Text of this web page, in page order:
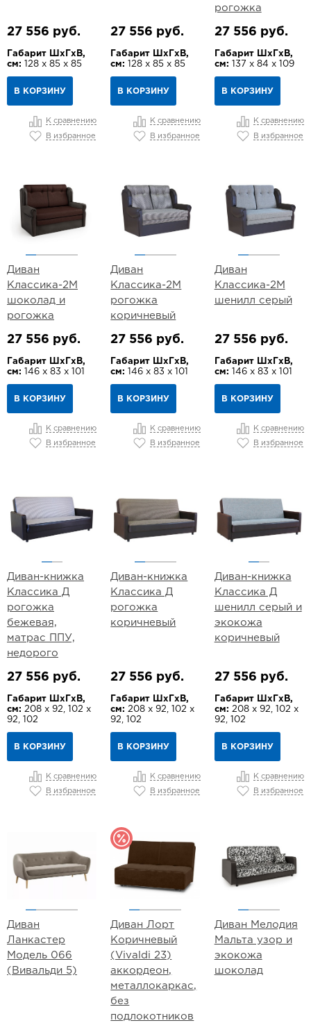
27 556 руб.
Габарит ШхГхВ,
см: 128 х 85 х 85
В КОРЗИНУ
К сравнению
В избранное
27 556 руб.
Габарит ШхГхВ,
см:
128 х 85 х 85
В КОРЗИНУ
К сравнению
В избранное
рогожка
27 556 руб.
Габарит ШхГхВ,
см: 137 х 84 х 109
В КОРЗИНУ
К сравнению
В избранное
Диван
Классика-2М
шоколад и
рогожка
27 556 руб.
Габарит ШхГхВ,
см: 146 х 83 х 101
В КОРЗИНУ
К сравнению
В избранное
Диван
Классика-2М
рогожка
коричневый
27 556 руб.
Габарит ШхГхВ,
см:
146 х 83 х 101
В КОРЗИНУ
К сравнению
В избранное
Диван
Классика-2М
шенилл серый
27 556 руб.
Габарит ШхГхВ,
см: 146 х 83 х 101
В КОРЗИНУ
К сравнению
В избранное
Диван-книжка
Классика Д
рогожка
бежевая,
матрас ППУ,
недорого
27 556 руб.
Габарит ШхГхВ,
см: 208 х 92, 102 х
92, 102
В КОРЗИНУ
К сравнению
В избранное
Диван-книжка
Классика Д
рогожка
коричневый
27 556 руб.
Габарит ШхГхВ,
см: 208 х 92, 102 х
92, 102
В КОРЗИНУ
К сравнению
В избранное
Диван-книжка
Классика Д
шенилл серый и
экокожа
коричневый
27 556 руб.
Габарит ШхГхВ,
см: 208 х 92, 102 х
92, 102
В КОРЗИНУ
К сравнению
В избранное
Диван
Ланкастер
Модель 066
(Вивальди 5)
Диван Лорт
Коричневый
(Vivaldi 23)
аккордеон,
металлокаркас,
без
подлокотников
Диван Мелодия
Мальта узор и
экокожа
шоколад